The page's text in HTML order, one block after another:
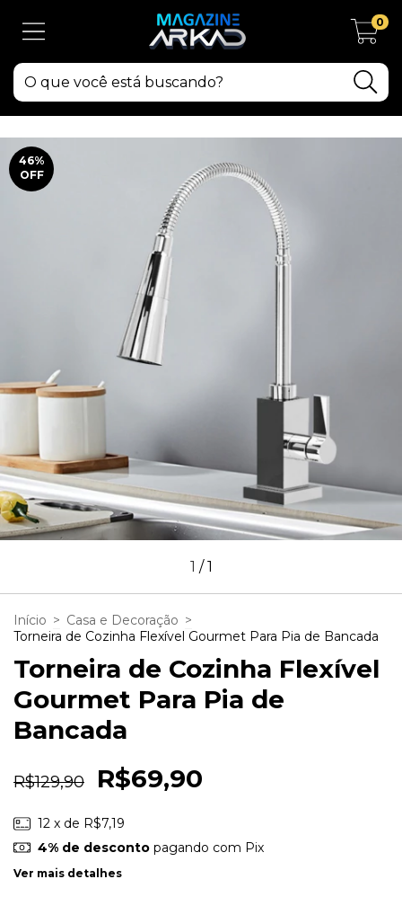
0
46%
OFF
1 /1
Início > Casa e Decoração >
Torneira de Cozinha Flexível Gourmet Para Pia de Bancada
Torneira de Cozinha Flexível
Gourmet Para Pia de
Bancada
R$129,90 R$69,90
12 x de R$7,19
4% de descontopagando com Pix
Ver mais detalhes